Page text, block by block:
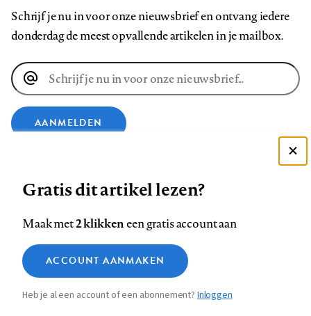
Schrijf je nu in voor onze nieuwsbrief en ontvang iedere
donderdag de meest opvallende artikelen in je mailbox.
E-
mailadres
AANMELDEN
op
Facebook
op
LinkedIn
op
Bluesky
ons
op
InstagramYouTube
Footer
Contact Colofon Disclaimer Privacy
Medische vragen verdienen
betrouwbare antwoorden
Zie onze cookie policy
Analytische cookies
Marketing cookies
Gratis dit artikel lezen?
Maak met2 klikkeneen gratis account aan
ACCOUNT AANMAKEN
Heb je al een account of een abonnement?Inloggen